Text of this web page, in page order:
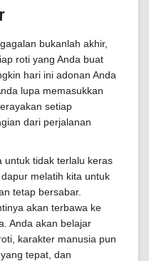
bukanlah akhir,
roti yang Anda buat
hari ini adonan Anda
lupa memasukkan
setiap
dari perjalanan
untuk tidak terlalu keras
melatih kita untuk
tetap bersabar.
akan terbawa ke
Anda akan belajar
karakter manusia pun
tepat, dan